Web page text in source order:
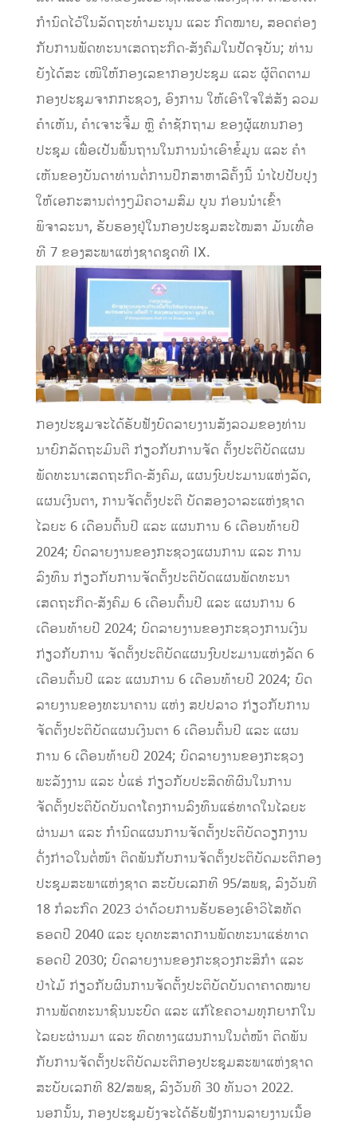
ກໍານົດໄວ້ໃນລັດຖະທໍາມະນູນ ແລະ ກົດໝາຍ, ສອດຄ່ອງ
ກັບການພັດທະນາເສດຖະກິດ-ສັງຄົມໃນປັດຈຸບັນ; ທ່ານ
ຍັງໄດ້ສະ ເໜີໃຫ້ກອງເລຂາກອງປະຊຸມ ແລະ ຜູ້ຕິດຕາມ
ກອງປະຊຸມຈາກກະຊວງ, ອົງການ ໃຫ້ເອົາໃຈໃສ່ສັງ ລວມ
ຄໍາເຫັນ, ຄໍາເຈາະຈີ້ມ ຫຼື ຄໍາຊັກຖາມ ຂອງຜູ້ແທນກອງ
ປະຊຸມ ເພື່ອເປັນພື້ນຖານໃນການນຳເອົາຂໍ້ມູນ ແລະ ຄຳ
ເຫັນຂອງບັນດາທ່ານຕໍ່ການປຶກສາຫາລືຄັ້ງນີ້ ນຳໄປປັບປຸງ
ໃຫ້ເອກະສານຕ່າງໆມີຄວາມສົມ ບູນ ກ່ອນນຳເຂົ້າ
ພິຈາລະນາ, ຮັບຮອງຢູ່ໃນກອງປະຊຸມສະໄໝສາ ມັນເທື່ອ
ທີ 7 ຂອງສະພາແຫ່ງຊາດຊຸດທີ IX.
ກອງປະຊຸມຈະໄດ້ຮັບຟັງບົດລາຍງານສັງລວມຂອງທ່ານ
ນາຍົກລັດຖະມົນຕີ ກ່ຽວກັບການຈັດ ຕັ້ງປະຕິບັດແຜນ
ພັດທະນາເສດຖະກິດ-ສັງຄົມ, ແຜນງົບປະມານແຫ່ງລັດ,
ແຜນເງິນຕາ, ການຈັດຕັ້ງປະຕິ ບັດສອງວາລະແຫ່ງຊາດ
ໄລຍະ 6 ເດືອນຕົ້ນປີ ແລະ ແຜນການ 6 ເດືອນທ້າຍປີ
2024; ບົດລາຍງານຂອງກະຊວງແຜນການ ແລະ ການ
ລົງທຶນ ກ່ຽວກັບການຈັດຕັ້ງປະຕິບັດແຜນພັດທະນາ
ເສດຖະກິດ-ສັງຄົມ 6 ເດືອນຕົ້ນປີ ແລະ ແຜນການ 6
ເດືອນທ້າຍປີ 2024; ບົດລາຍງານຂອງກະຊວງການເງິນ
ກ່ຽວກັບການ ຈັດຕັ້ງປະຕິບັດແຜນງົບປະມານແຫ່ງລັດ 6
ເດືອນຕົ້ນປີ ແລະ ແຜນການ 6 ເດືອນທ້າຍປີ 2024; ບົດ
ລາຍງານຂອງທະນາຄານ ແຫ່ງ ສປປລາວ ກ່ຽວກັບການ
ຈັດຕັ້ງປະຕິບັດແຜນເງິນຕາ 6 ເດືອນຕົ້ນປີ ແລະ ແຜນ
ການ 6 ເດືອນທ້າຍປີ 2024; ບົດລາຍງານຂອງກະຊວງ
ພະລັງງານ ແລະ ບໍ່ແຮ່ ກ່ຽວກັບປະສິດທິຜົນໃນການ
ຈັດຕັ້ງປະຕິບັດບັນດາໂຄງການລົງທຶນແຮ່ທາດໃນໄລຍະ
ຜ່ານມາ ແລະ ກໍານົດແຜນການຈັດຕັ້ງປະຕິບັດວຽກງານ
ດັ່ງກ່າວໃນຕໍ່ໜ້າ ຕິດພັນກັບການຈັດຕັ້ງປະຕິບັດມະຕິກອງ
ປະຊຸມສະພາແຫ່ງຊາດ ສະບັບເລກທີ 95/ສພຊ, ລົງວັນທີ
18 ກໍລະກົດ 2023 ວ່າດ້ວຍການຮັບຮອງເອົາວິໄສທັດ
ຮອດປີ 2040 ແລະ ຍຸດທະສາດການພັດທະນາແຮ່ທາດ
ຮອດປີ 2030; ບົດລາຍງານຂອງກະຊວງກະສິກໍາ ແລະ
ປ່າໄມ້ ກ່ຽວກັບຜົນການຈັດຕັ້ງປະຕິບັດບັນດາຄາດໝາຍ
ການພັດທະນາຊົນນະບົດ ແລະ ແກ້ໄຂຄວາມທຸກຍາກໃນ
ໄລຍະຜ່ານມາ ແລະ ທິດທາງແຜນການໃນຕໍ່ໜ້າ ຕິດພັນ
ກັບການຈັດຕັ້ງປະຕິບັດມະຕິກອງປະຊຸມສະພາແຫ່ງຊາດ
ສະບັບເລກທີ 82/ສພຊ, ລົງວັນທີ 30 ທັນວາ 2022.
ນອກນັ້ນ, ກອງປະຊຸມຍັງຈະໄດ້ຮັບຟັງການລາຍງານເນື້ອ